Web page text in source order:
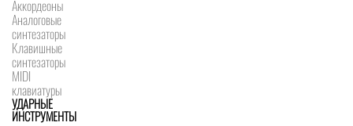
Аккордеоны
Аналоговые
синтезаторы
Клавишные
синтезаторы
MIDI
клавиатуры
УДАРНЫЕ
ИНСТРУМЕНТЫ